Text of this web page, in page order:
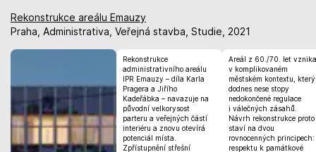
Rekonstrukce areálu Emauzy
Praha, Administrativa, Veřejná stavba, Studie, 2021
Rekonstrukce
administrativního areálu
IPR Emauzy – díla Karla
Pragera a Jiřího
Kadeřábka – navazuje na
původní velkorysost
parteru a veřejných částí
interiéru a znovu otevírá
potenciál místa.
Zpřístupnění střešní
Areál z 60./70. let
v komplikovaném
městském kontextu, který
dodnes nese stopy
nedokončené regulace
i válečných zásahů.
Návrh rekonstrukce proto
staví na dvou
rovnocenných principech:
respektu k památkové